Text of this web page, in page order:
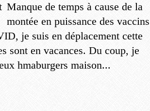
Manque de temps à cause de la
montée en puissance des vaccins
je suis en déplacement cette
sont en vacances. Du coup, je
hmaburgers maison...